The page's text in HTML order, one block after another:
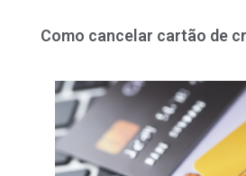
Como cancelar cartão de